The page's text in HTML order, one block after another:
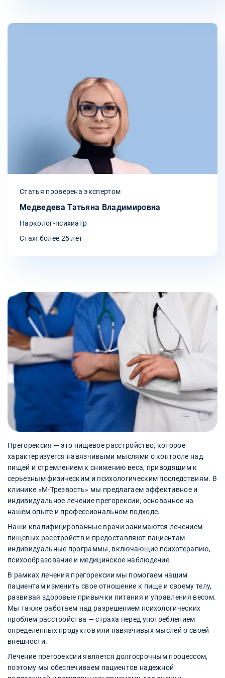
Статья проверена экспертом
Медведева Татьяна Владимировна
Нарколог-психиатр
Стаж более 25 лет
Прегорексия — это пищевое расстройство, которое
характеризуется навязчивыми мыслями о контроле над
пищей и стремлением к снижению веса, приводящим к
серьезным физическим и психологическим последствиям. В
клинике «М-Трезвость» мы предлагаем эффективное и
индивидуальное лечение прегорексии, основанное на
нашем опыте и профессиональном подходе.
Наши квалифицированные врачи занимаются лечением
пищевых расстройств и предоставляют пациентам
индивидуальные программы, включающие психотерапию,
психообразование и медицинское наблюдение.
В рамках лечения прегорексии мы помогаем нашим
пациентам изменить свое отношение к пище и своему телу,
развивая здоровые привычки питания и управления весом.
Мы также работаем над разрешением психологических
проблем расстройства — страха перед употреблением
определенных продуктов или навязчивых мыслей о своей
внешности.
Лечение прегорексии является долгосрочным процессом,
поэтому мы обеспечиваем пациентов надежной